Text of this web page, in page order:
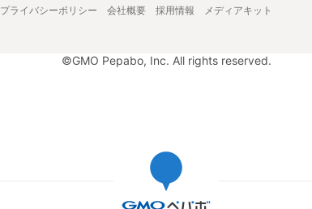
プライバシーポリシー 会社概要 採用情報 メディアキット
©GMO Pepabo, Inc. All rights reserved.